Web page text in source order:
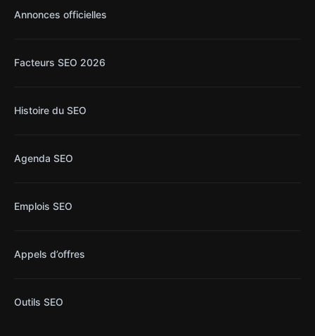
Annonces officielles
Facteurs SEO 2026
Histoire du SEO
Agenda SEO
Emplois SEO
Appels d’offres
Outils SEO